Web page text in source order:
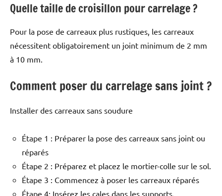
Quelle taille de croisillon pour carrelage ?
Pour la pose de carreaux plus rustiques, les carreaux
nécessitent obligatoirement un joint minimum de 2 mm
à 10 mm.
Comment poser du carrelage sans joint ?
Installer des carreaux sans soudure
Étape 1 : Préparer la pose des carreaux sans joint ou
réparés
Étape 2 : Préparez et placez le mortier-colle sur le sol.
Étape 3 : Commencez à poser les carreaux réparés
Étape 4: Insérez les cales dans les supports.